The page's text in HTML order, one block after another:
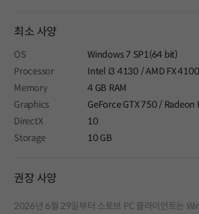
최소 사양
OS
Windows 7 SP1(64 bit)
Processor
Intel i3 4130 / AMD FX 4100
Memory
4 GB RAM
Graphics
GeForce GTX 750 / Radeon
DirectX
10
Storage
10 GB
권장 사양
2026년 6월 29일부터 스토브 PC 클라이언트는